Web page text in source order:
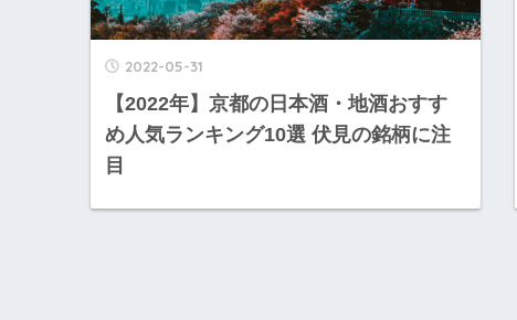
2022-05-31
【2022年】京都の日本酒・地酒おすす
め人気ランキング10選 伏見の銘柄に注
目